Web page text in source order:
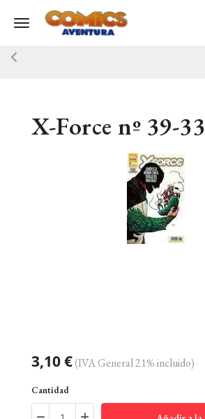
Toggle navigation
X-Force nº 39-33
3,10 €(IVA General 21% incluido)
Cantidad